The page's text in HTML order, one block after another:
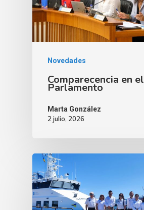
Novedades
Comparecencia en el
Parlamento
Marta González
2 julio, 2026